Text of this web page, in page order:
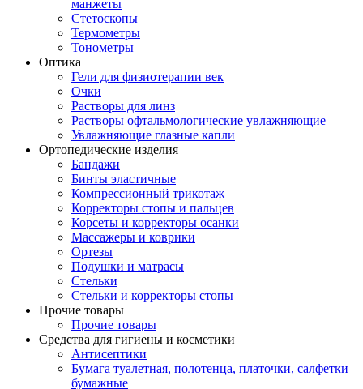
манжеты
Стетоскопы
Термометры
Тонометры
Оптика
Гели для физиотерапии век
Очки
Растворы для линз
Растворы офтальмологические увлажняющие
Увлажняющие глазные капли
Ортопедические изделия
Бандажи
Бинты эластичные
Компрессионный трикотаж
Корректоры стопы и пальцев
Корсеты и корректоры осанки
Массажеры и коврики
Ортезы
Подушки и матрасы
Стельки
Стельки и корректоры стопы
Прочие товары
Прочие товары
Средства для гигиены и косметики
Антисептики
Бумага туалетная, полотенца, платочки, салфетки
бумажные